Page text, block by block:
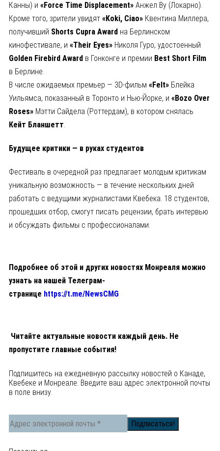
Канны) и «Force Time Displacement» Анжел Ву (Локарно).
Кроме того, зрители увидят «Koki, Ciao» Квентина Миллера,
получивший Shorts Cupra Award на Берлинском
кинофестивале, и «Their Eyes» Николя Гуро, удостоенный
Golden Firebird Award в Гонконге и премии Best Short Film
в Берлине.
В числе ожидаемых премьер — 3D-фильм «Felt» Блейка
Уильямса, показанный в Торонто и Нью-Йорке, и «Bozo Over
Roses» Мэтти Сайдела (Роттердам), в котором снялась
Кейт Бланшетт
Будущее критики — в руках студентов
Фестиваль в очередной раз предлагает молодым критикам
уникальную возможность — в течение нескольких дней
работать с ведущими журналистами Квебека. 18 студентов,
прошедших отбор, смогут писать рецензии, брать интервью
и обсуждать фильмы с профессионалами.
Подробнее об этой и других новостях Монреаля можно
узнать на нашей Телеграм-
странице https://t.me/NewsCMG
Читайте актуальные новости каждый день. Не
пропустите главные события!
Подпишитесь на ежедневную рассылку новостей о Канаде,
Квебеке и Монреале. Введите ваш адрес электронной почты
в поле внизу.